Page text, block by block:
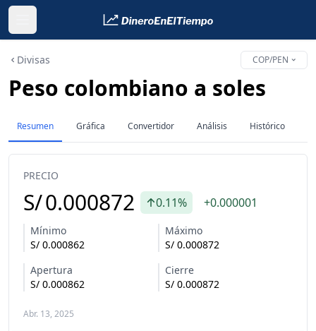
Divisas COP/PEN
Peso colombiano a soles
Resumen Gráfica Convertidor Análisis Histórico
PRECIO
S/0.000872 0.11% +0.000001
Mínimo
S/ 0.000862
Máximo
S/ 0.000872
Apertura
S/ 0.000862
Cierre
S/ 0.000872
Abr. 13, 2025